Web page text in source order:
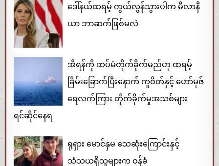
ဒေါ်နယ်ထရမ့် ကွယ်လွန်သွားပါက မီလာနီ
ယာ ဘာဆက်ဖြစ်မလဲ
အီရန်ကို ထပ်မံတိုက်ခိုက်မည်ဟု ထရမ့်
ခြိမ်းခြောက်ပြီးနောက် ကူဝိတ်နှင့် ဟော်မုဇ်
ရေလက်ကြား တိုက်ခိုက်မှုအသစ်များ
ရင်ဆိုင်နေရ
ရုရှား မောင်နှမ သေဆုံးကြောင်းနှင့်
သံသယရှိသူများက ဝန်ခံ